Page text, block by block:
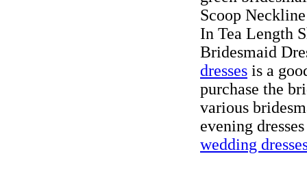
Scoop
In Tea Length
Bridesmaid
dresses is a
purchase the
various
evening
wedding